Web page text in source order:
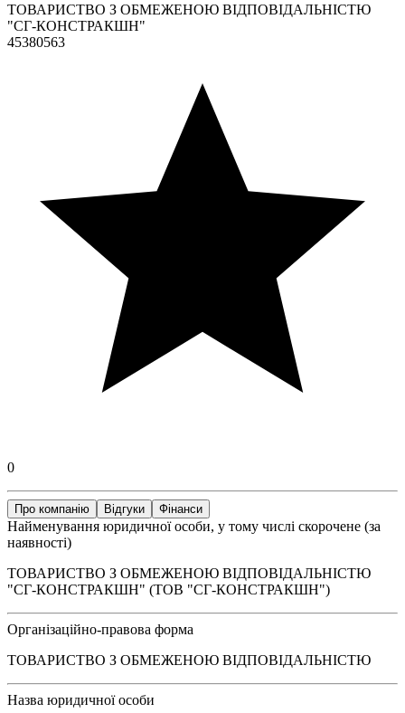
ТОВАРИСТВО З ОБМЕЖЕНОЮ ВІДПОВІДАЛЬНІСТЮ
"СГ-КОНСТРАКШН"
45380563
0
Про компанію Відгуки Фінанси
Найменування юридичної особи, у тому числі скорочене (за
наявності)
ТОВАРИСТВО З ОБМЕЖЕНОЮ ВІДПОВІДАЛЬНІСТЮ
"СГ-КОНСТРАКШН" (ТОВ "СГ-КОНСТРАКШН")
Організаційно-правова форма
ТОВАРИСТВО З ОБМЕЖЕНОЮ ВІДПОВІДАЛЬНІСТЮ
Назва юридичної особи